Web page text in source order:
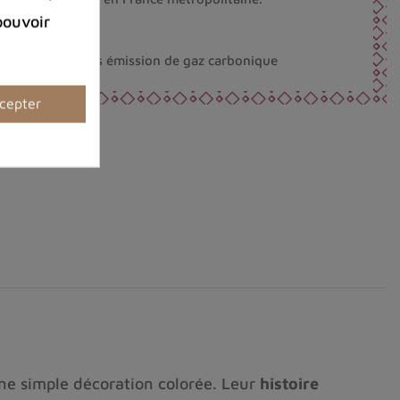
Belgique
fabriqués sans émission de gaz carbonique
simple décoration colorée. Leur histoire